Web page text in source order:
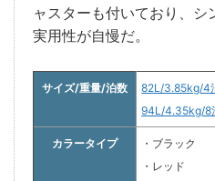
ャスターも付いており、シ
実用性が自慢だ。
サイズ/重量/泊数
82L/3.85kg/4
94L/4.35kg/8
カラータイプ
・ブラック
・レッド